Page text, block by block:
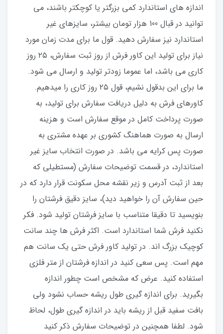
اندازه های استاندارد کمی بزرگتر یا کوچکتر باشند، می
توانید در قبال 100 هزار تومان بیشتر، سایزهای غیر
استاندارد نیز سفارش دهید. قول ما برای مدت زمان مورد
نیاز برای تولید این کاور فرش از روز ثبت سفارش، ۲۵ روز
کاری می باشد، اما عموما زودتر تولید و ارسال می شود.
ما برای این بدقول نشیم، قول ۲۵ روز کاری را میدهیم.
کاورهای فرش به دلیل دریافت سفارش برای تولید، به
صورت پرداخت کامل در موقع سفارش است و هزینه
ارسال به صورت هماهنگ کشوری بر عهده مشتری به
صورت پس کرایه می باشد. در صورت انتخاب سایز غیر
استاندارد، در قسمت توضیحات سفارش (مستطیلی که
بعد از ثبت آدرس و زیر نقشه محل سکونت قرار دارد که در
حین سفارش آن را خواهید دید)، سایز دقیق فرشتان را
بنویسید تا دقیقا متناسب با سایز فرشتان تولید شود. فکر
نکنید فرش شما استاندارد است. اکثر فرش ها چند سانت
کوچیک بزرگ اند. در تولید کاور فرش حتی یک سانت هم
مهم است. پس سعی کنید در اندازه فرشتان از متر فلزی
استفاده کنید‌. عرض که مشخص است چطور اندازه
بگیرید. برای اندازه گیری طول ریشه حساب نشود ولی
بافت سفید قبل از ریشه باید در اندازه گیری طول، لحاظ
شود. لطفا همچنین در توضیحات سفارش ذکر کنید